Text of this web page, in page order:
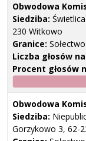
Obwodowa
Siedziba:
230 Witkowo
Granice:
Liczba głosów
Procent głosów
Obwodowa
Siedziba:
Gorzykowo 3, 62-